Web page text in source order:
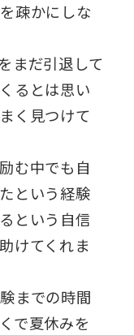
疎かにしな
まだ引退して
るとは思い
く見つけて
む中でも自
という経験
という自信
けてくれま
までの時間
で夏休みを